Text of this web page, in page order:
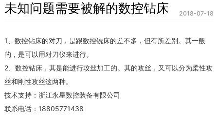
未知问题需要被解的数控钻床 2018-07-18
1、数控钻床的对刀，是跟数控铣床的差不多，但有所差别。其一般
的，是可以用对刀仪来进行。
2、数控钻床，其是能进行攻丝加工的。其的攻丝，又可以分为柔性攻
丝和刚性攻丝这两种。
技术支持：浙江永星数控装备有限公司
联系电话：18805771438